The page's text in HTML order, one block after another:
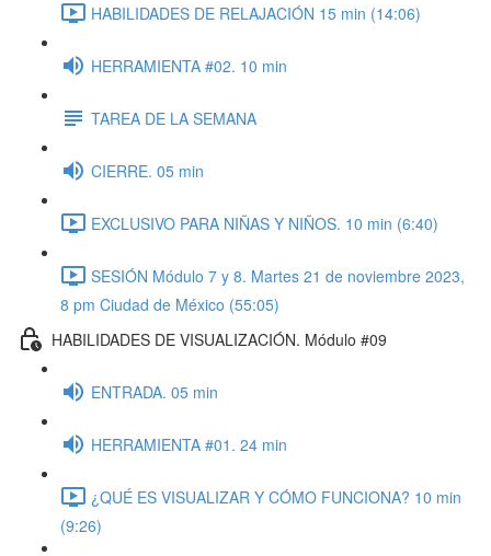
HABILIDADES DE RELAJACIÓN 15 min (14:06)
HERRAMIENTA #02. 10 min
TAREA DE LA SEMANA
CIERRE. 05 min
EXCLUSIVO PARA NIÑAS Y NIÑOS. 10 min (6:40)
SESIÓN Módulo 7 y 8. Martes 21 de noviembre 2023,
8 pm Ciudad de México (55:05)
HABILIDADES DE VISUALIZACIÓN. Módulo #09
ENTRADA. 05 min
HERRAMIENTA #01. 24 min
¿QUÉ ES VISUALIZAR Y CÓMO FUNCIONA? 10 min
(9:26)